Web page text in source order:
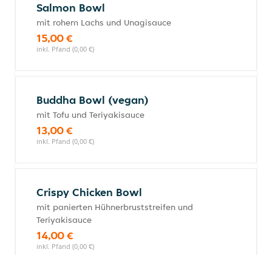
Salmon Bowl
mit rohem Lachs und Unagisauce
15,00 €
inkl. Pfand (0,00 €)
Buddha Bowl (vegan)
mit Tofu und Teriyakisauce
13,00 €
inkl. Pfand (0,00 €)
Crispy Chicken Bowl
mit panierten Hühnerbruststreifen und
Teriyakisauce
14,00 €
inkl. Pfand (0,00 €)